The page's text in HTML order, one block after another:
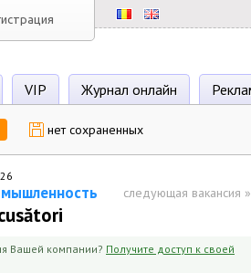
VIP Журнал онлайн
нет сохраненных
следующая вакансия »
Вашей компании? Получите доступ к своей